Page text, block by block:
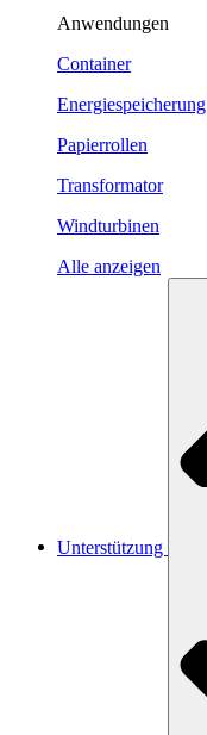
Anwendungen
Container
Energiespeicherung
Papierrollen
Transformator
Windturbinen
Alle anzeigen
Unterstützung